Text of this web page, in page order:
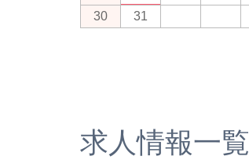
30
31
求人情報一覧